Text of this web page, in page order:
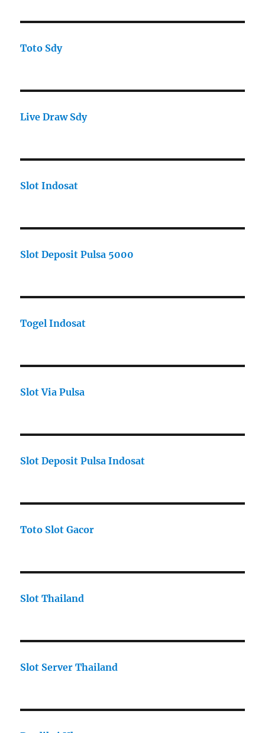
Toto Sdy
Live Draw Sdy
Slot Indosat
Slot Deposit Pulsa 5000
Togel Indosat
Slot Via Pulsa
Slot Deposit Pulsa Indosat
Toto Slot Gacor
Slot Thailand
Slot Server Thailand